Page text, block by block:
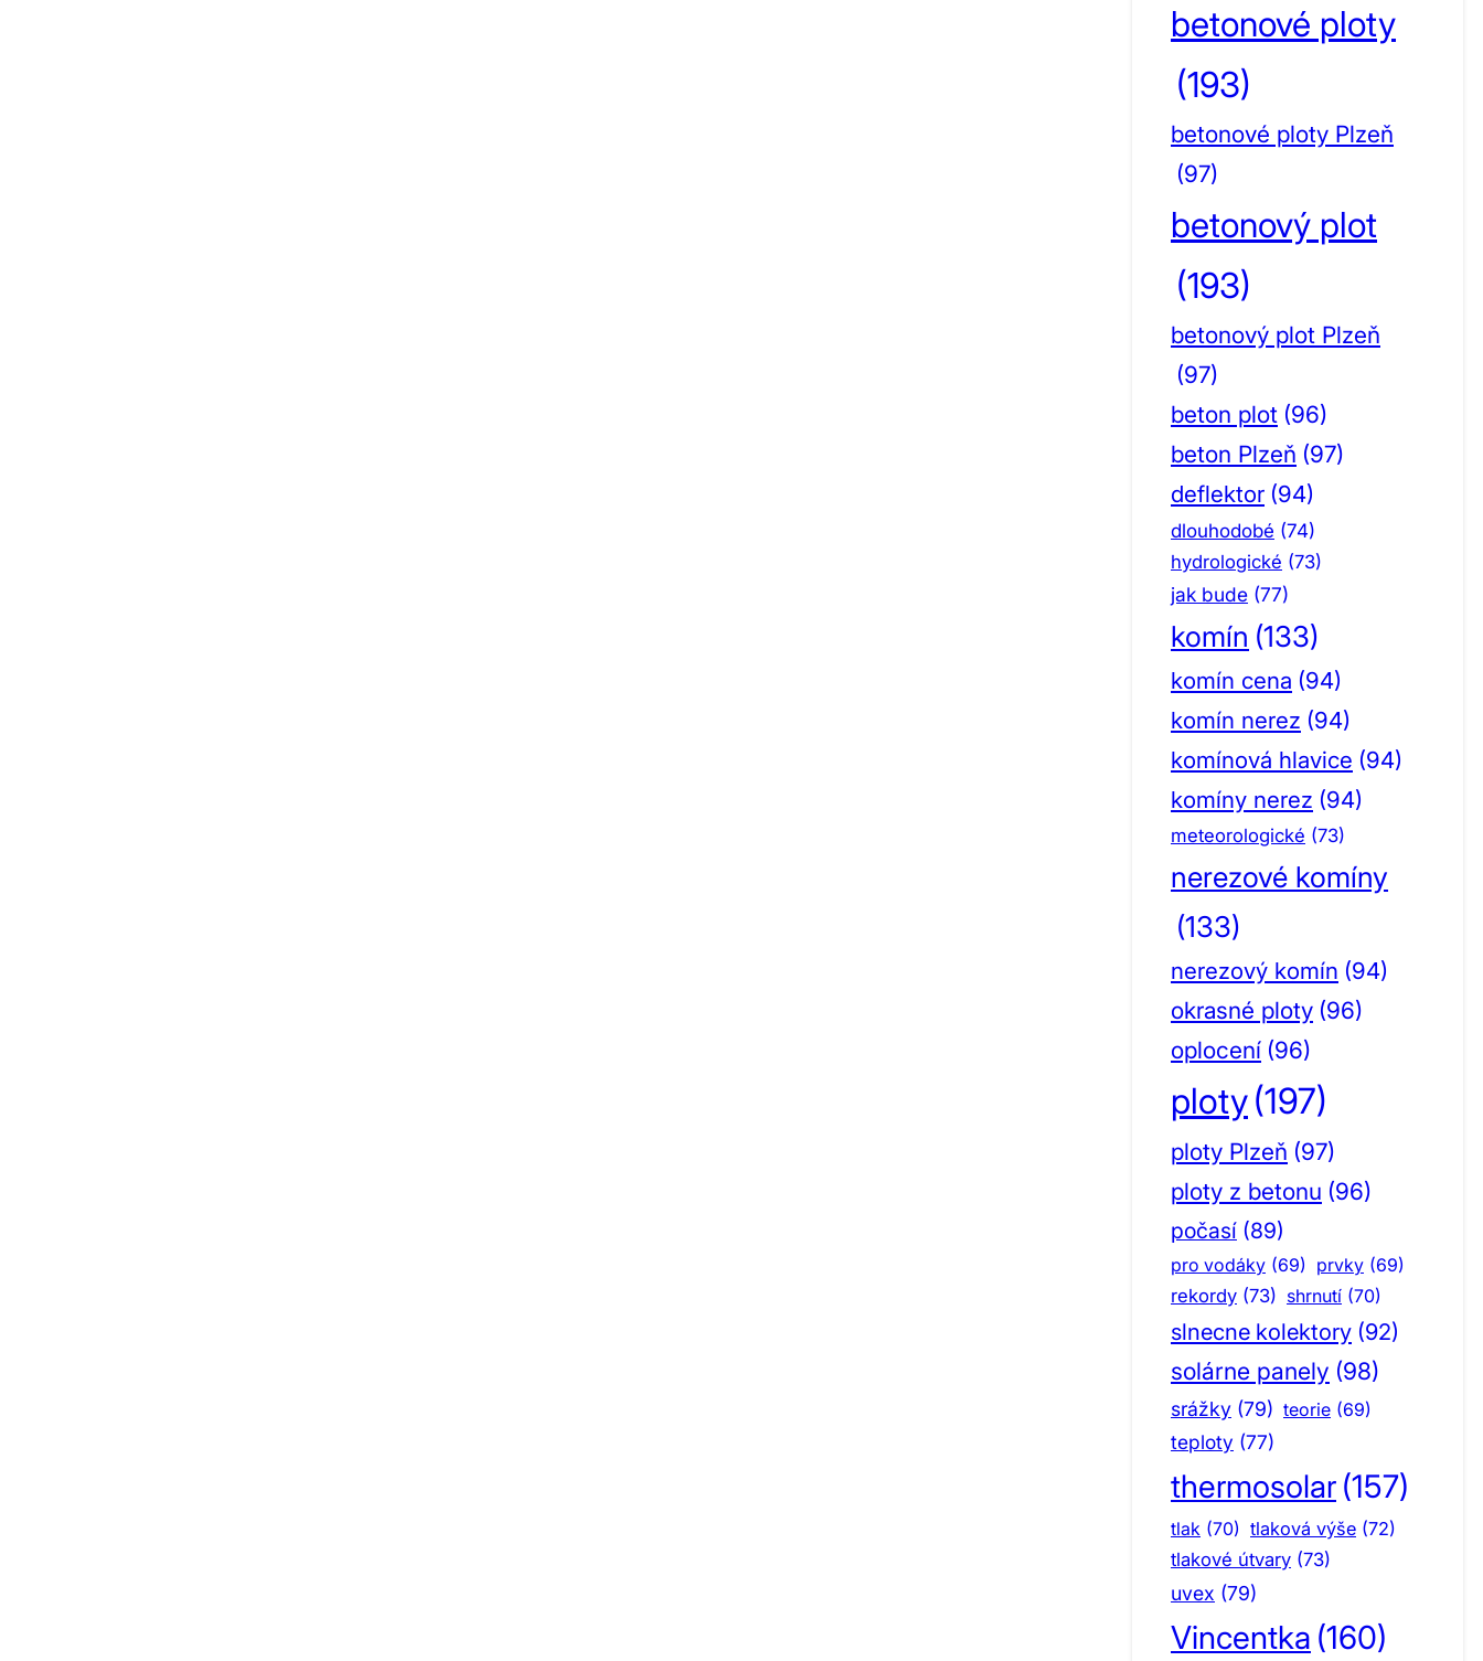
betonové ploty
(193)
betonové ploty Plzeň
(97)
betonový plot
(193)
betonový plot Plzeň
(97)
beton plot (96)
beton Plzeň (97)
deflektor (94)
dlouhodobé (74)
hydrologické (73)
jak bude (77)
komín (133)
komín cena (94)
komín nerez (94)
komínová hlavice (94)
komíny nerez (94)
meteorologické (73)
nerezové komíny
(133)
nerezový komín (94)
okrasné ploty (96)
oplocení (96)
ploty(197)
ploty Plzeň (97)
ploty z betonu (96)
počasí (89)
pro vodáky (69) prvky (69)
rekordy (73) shrnutí (70)
slnecne kolektory (92)
solárne panely (98)
srážky (79) teorie (69)
teploty (77)
thermosolar (157)
tlak (70) tlaková výše (72)
tlakové útvary (73)
uvex (79)
Vincentka (160)